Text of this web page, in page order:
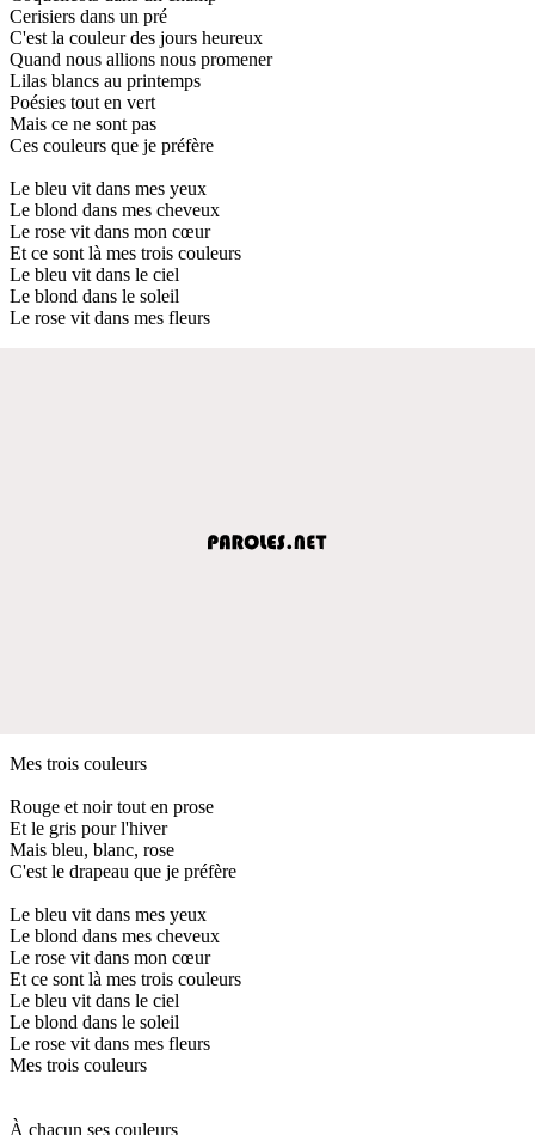
Cerisiers dans un pré
C'est la couleur des jours heureux
Quand nous allions nous promener
Lilas blancs au printemps
Poésies tout en vert
Mais ce ne sont pas
Ces couleurs que je préfère
Le bleu vit dans mes yeux
Le blond dans mes cheveux
Le rose vit dans mon cœur
Et ce sont là mes trois couleurs
Le bleu vit dans le ciel
Le blond dans le soleil
Le rose vit dans mes fleurs
Mes trois couleurs
Rouge et noir tout en prose
Et le gris pour l'hiver
Mais bleu, blanc, rose
C'est le drapeau que je préfère
Le bleu vit dans mes yeux
Le blond dans mes cheveux
Le rose vit dans mon cœur
Et ce sont là mes trois couleurs
Le bleu vit dans le ciel
Le blond dans le soleil
Le rose vit dans mes fleurs
Mes trois couleurs
À chacun ses couleurs